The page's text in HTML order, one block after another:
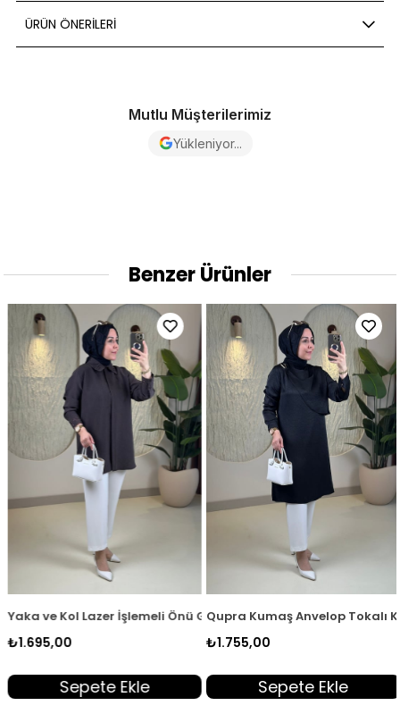
ÜRÜN ÖNERILERI
Mutlu Müşterilerimiz
Yükleniyor...
Benzer Ürünler
2003
Düğmeli Kadın Tunik Sarı KSR 2003
Yaka ve Kol Lazer İşlemeli Önü Gizli Düğmeli Kadın Tunik Acı
₺1.695,00
Sepete Ekle
Qupra Kumaş Anvelop Tokalı
₺1.755,00
Sepete Ekle